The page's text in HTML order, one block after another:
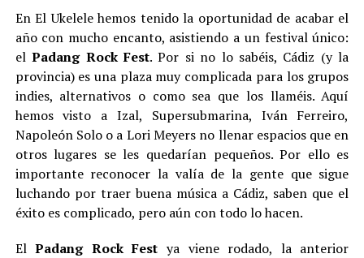
En El Ukelele hemos tenido la oportunidad de acabar el
año con mucho encanto, asistiendo a un festival único:
elPadang Rock Fest. Por si no lo sabéis, Cádiz (y la
provincia) es una plaza muy complicada para los grupos
indies, alternativos o como sea que los llaméis. Aquí
hemos visto a Izal, Supersubmarina, Iván Ferreiro,
Napoleón Solo o a Lori Meyers no llenar espacios que en
otros lugares se les quedarían pequeños. Por ello es
importante reconocer la valía de la gente que sigue
luchando por traer buena música a Cádiz, saben que el
éxito es complicado, pero aún con todo lo hacen.
ElPadang Rock Fest ya viene rodado, la anterior